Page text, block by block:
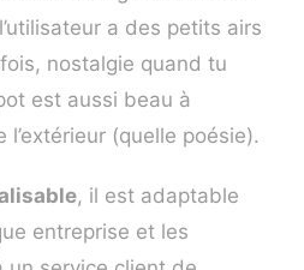
a des petits airs
nostalgie quand tu
est aussi beau à
l’extérieur (quelle poésie).
, il est adaptable
entreprise et les